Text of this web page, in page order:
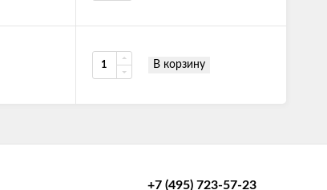
В корзину
+7 (495) 723-57-23